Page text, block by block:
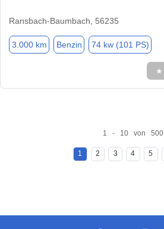
Ransbach-Baumbach, 56235
3.000 km Benzin 74 kw (101 PS)
★
1 - 10 von 500
1 2 3 4 5